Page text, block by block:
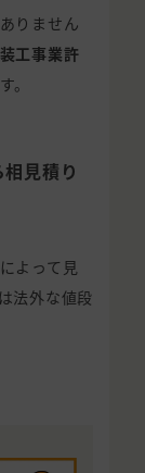
りません
工事業許
。
見積り
よって見
法外な値段